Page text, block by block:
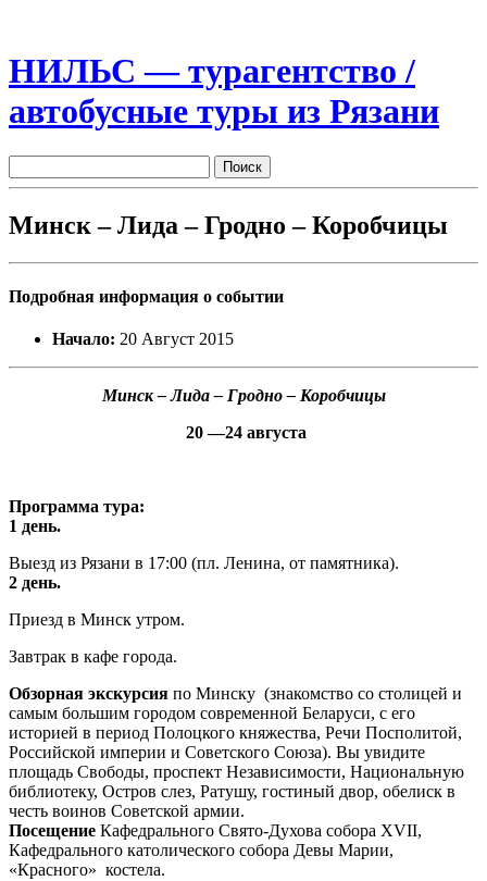
НИЛЬС — турагентство /
автобусные туры из Рязани
Минск – Лида – Гродно – Коробчицы
Подробная информация о событии
Начало: 20 Август 2015
Минск – Лида – Гродно – Коробчицы
20—24августа
Программа тура:
1 день.
Выезд из Рязани в 17:00 (пл. Ленина, от памятника).
2 день.
Приезд в Минск утром.
Завтрак в кафе города.
Обзорная экскурсия по Минску (знакомство со столицей и
самым большим городом современной Беларуси, с его
историей в период Полоцкого княжества, Речи Посполитой,
Российской империи и Советского Союза). Вы увидите
площадь Свободы, проспект Независимости, Национальную
библиотеку, Остров слез, Ратушу, гостиный двор, обелиск в
честь воинов Советской армии.
Посещение Кафедрального Свято-Духова собора XVII,
Кафедрального католического собора Девы Марии,
«Красного» костела.